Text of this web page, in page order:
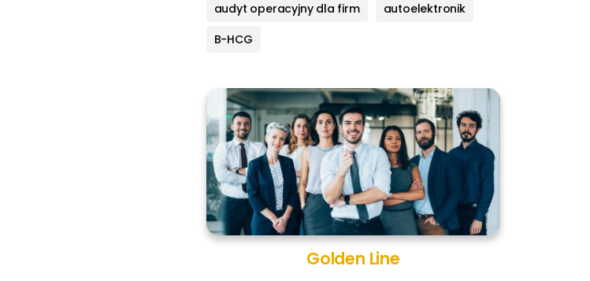
audyt operacyjny dla firm
autoelektronik
B-HCG
Golden Line